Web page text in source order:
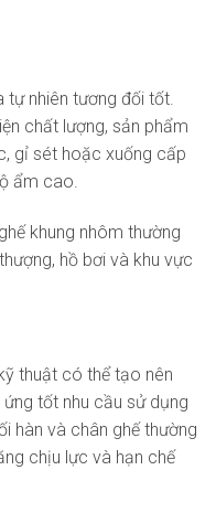
nhiên tương đối tốt.
chất lượng, sản phẩm
gỉ sét hoặc xuống cấp
ẩm cao.
khung nhôm thường
hồ bơi và khu vực
thuật có thể tạo nên
tốt nhu cầu sử dụng
hàn và chân ghế thường
chịu lực và hạn chế